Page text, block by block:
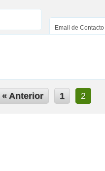
« Anterior 1 2